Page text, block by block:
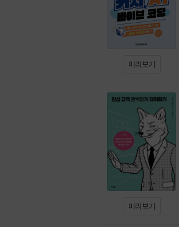
미리보기
미리보기